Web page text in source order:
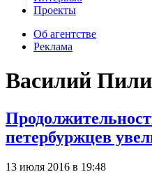
Проекты
Об агентстве
Реклама
Василий
петербуржцев
13 июля 2016 в 19:48